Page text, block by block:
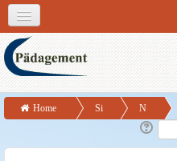
English (en)
Theme colours
MS-Office Links
Home
Si
N
ac